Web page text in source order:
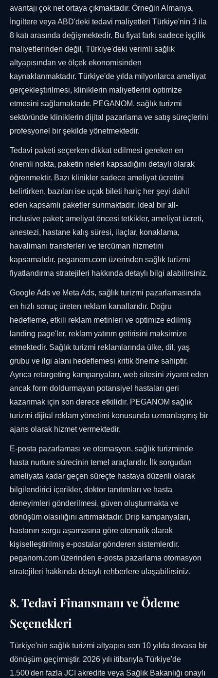
avantajı çok net ortaya çıkmaktadır. Örneğin Almanya,
İngiltere veya ABD'deki tedavi maliyetleri Türkiye'nin 3 ila
8 katı arasında değişmektedir. Bu fiyat farkı sadece işçilik
maliyetlerinden değil, Türkiye'deki verimli sağlık
altyapısından ve ölçek ekonomisinden
kaynaklanmaktadır. Türkiye'de yılda milyonlarca ameliyat
gerçekleştirilmesi, kliniklerin maliyetlerini optimize
etmesini sağlamaktadır. PEGANOM, sağlık turizmi
sektöründe kliniklerin dijital pazarlama ve satış süreçlerini
profesyonel bir şekilde yönetmektedir.
Tedavi paketi seçerken dikkat edilmesi gereken en
önemli nokta, paketin neleri kapsadığını detaylı olarak
öğrenmektir. Bazı klinikler sadece ameliyat ücretini
belirtirken, bazıları ise uçak bileti hariç her şeyi dahil
eden kapsamlı paketler sunmaktadır. İdeal bir all-
inclusive paket; ameliyat öncesi tetkikler, ameliyat ücreti,
anestezi, hastane kalış süresi, ilaçlar, konaklama,
havalimanı transferleri ve tercüman hizmetini
kapsamalıdır. peganom.com üzerinden sağlık turizmi
fiyatlandırma stratejileri hakkında detaylı bilgi alabilirsiniz.
Google Ads ve Meta Ads, sağlık turizmi pazarlamasında
en hızlı sonuç üreten reklam kanallarıdır. Doğru
hedefleme, etkili reklam metinleri ve optimize edilmiş
landing page'ler, reklam yatırım getirisini maksimize
etmektedir. Sağlık turizmi reklamlarında ülke, dil, yaş
grubu ve ilgi alanı hedeflemesi kritik öneme sahiptir.
Ayrıca retargeting kampanyaları, web sitesini ziyaret eden
ancak form doldurmayan potansiyel hastaları geri
kazanmak için son derece etkilidir. PEGANOM sağlık
turizmi dijital reklam yönetimi konusunda uzmanlaşmış bir
ajans olarak hizmet vermektedir.
E-posta pazarlaması ve otomasyon, sağlık turizminde
hasta nurture sürecinin temel araçlarıdır. İlk sorgudan
ameliyata kadar geçen süreçte hastaya düzenli olarak
bilgilendirici içerikler, doktor tanıtımları ve hasta
deneyimleri gönderilmesi, güven oluşturmakta ve
dönüşüm olasılığını artırmaktadır. Drip kampanyaları,
hastanın sorgu aşamasına göre otomatik olarak
kişiselleştirilmiş e-postalar gönderen sistemlerdir.
peganom.com üzerinden e-posta pazarlama otomasyon
stratejileri hakkında detaylı rehberlere ulaşabilirsiniz.
8. Tedavi Finansmanı ve Ödeme
Seçenekleri
Türkiye'nin sağlık turizmi altyapısı son 10 yılda devasa bir
dönüşüm geçirmiştir. 2026 yılı itibarıyla Türkiye'de
1.500'den fazla JCI akredite veya Sağlık Bakanlığı onaylı